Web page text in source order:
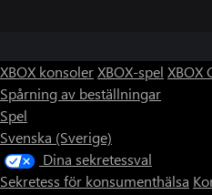
XBOX konsolerXBOX-spel XBOX
Spårning av beställningar
Spel
Svenska (Sverige)
Dina sekretessval
Sekretess för konsumenthälsa